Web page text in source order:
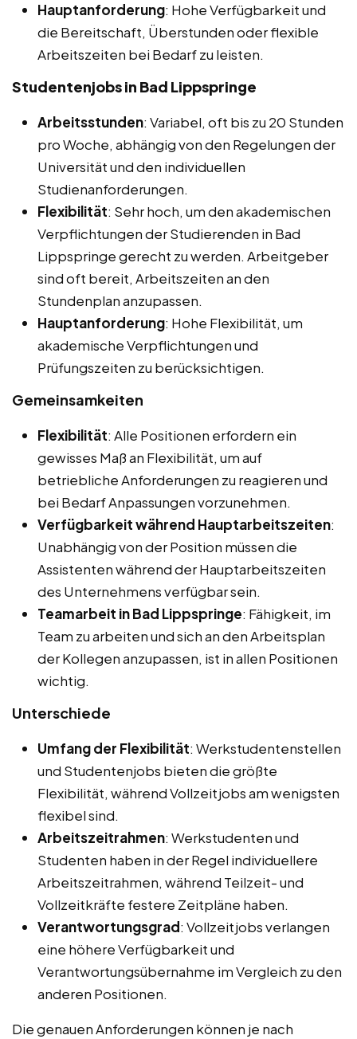
Hauptanforderung: Hohe Verfügbarkeit und
die Bereitschaft, Überstunden oder flexible
Arbeitszeiten bei Bedarf zu leisten.
Studentenjobs in Bad Lippspringe
Arbeitsstunden: Variabel, oft bis zu 20 Stunden
pro Woche, abhängig von den Regelungen der
Universität und den individuellen
Studienanforderungen.
Flexibilität: Sehr hoch, um den akademischen
Verpflichtungen der Studierenden in Bad
Lippspringe gerecht zu werden. Arbeitgeber
sind oft bereit, Arbeitszeiten an den
Stundenplan anzupassen.
Hauptanforderung: Hohe Flexibilität, um
akademische Verpflichtungen und
Prüfungszeiten zu berücksichtigen.
Gemeinsamkeiten
Flexibilität: Alle Positionen erfordern ein
gewisses Maß an Flexibilität, um auf
betriebliche Anforderungen zu reagieren und
bei Bedarf Anpassungen vorzunehmen.
Verfügbarkeit während Hauptarbeitszeiten:
Unabhängig von der Position müssen die
Assistenten während der Hauptarbeitszeiten
des Unternehmens verfügbar sein.
Teamarbeit in Bad Lippspringe: Fähigkeit, im
Team zu arbeiten und sich an den Arbeitsplan
der Kollegen anzupassen, ist in allen Positionen
wichtig.
Unterschiede
Umfang der Flexibilität: Werkstudentenstellen
und Studentenjobs bieten die größte
Flexibilität, während Vollzeitjobs am wenigsten
flexibel sind.
Arbeitszeitrahmen: Werkstudenten und
Studenten haben in der Regel individuellere
Arbeitszeitrahmen, während Teilzeit- und
Vollzeitkräfte festere Zeitpläne haben.
Verantwortungsgrad: Vollzeitjobs verlangen
eine höhere Verfügbarkeit und
Verantwortungsübernahme im Vergleich zu den
anderen Positionen.
Die genauen Anforderungen können je nach